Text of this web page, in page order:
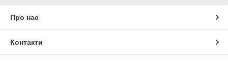
Про нас
Контакти